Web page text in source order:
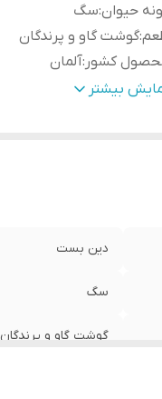
حیوان:سگ
:گوشت گاو و پرندگان
کشور :آلمان
بسته:200 گرم
بیشتر
دین بست
سگ
گوشت گاو و پرندگان